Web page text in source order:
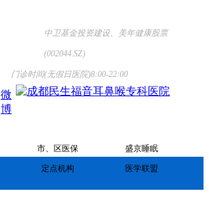
中卫基金投资建设、美年健康股票
(002044.SZ)
门诊时间(无假日医院)8:00-22:00
微
博
市、区医保
定点机构
盛京睡眠
医学联盟